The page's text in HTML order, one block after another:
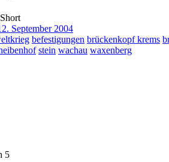
Short
September 2004
befestigungen brückenkopf krems
stein wachau waxenberg
5